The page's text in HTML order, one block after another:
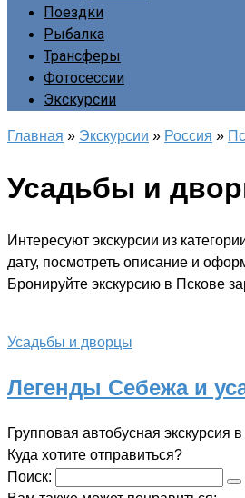
Поездки
Рыбалка
Трансферы
Фотосессии
Экскурсии
Главная » Экскурсии » Россия »
Усадьбы и
Интересуют экскурсии из
дату, посмотреть описание и
Бронируйте экскурсию в Пскове
Усадьбы и дворцы
Легенды Себежа и
Групповая автобусная экскурсия
Куда хотите отправиться?
Поиск: